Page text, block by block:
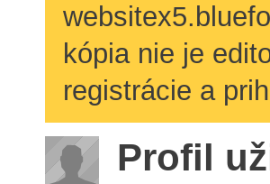
kópia nie je
registrácie a
Profil